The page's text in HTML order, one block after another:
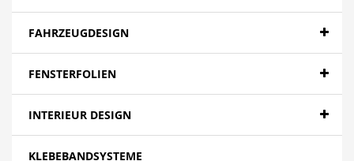
FAHRZEUGDESIGN
FENSTERFOLIEN
INTERIEUR DESIGN
KLEBEBANDSYSTEME